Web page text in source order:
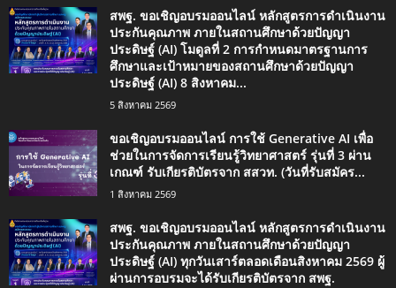
สพฐ. ขอเชิญอบรมออนไลน์ หลักสูตรการดำเนินงาน
ประกันคุณภาพ ภายในสถานศึกษาด้วยปัญญา
ประดิษฐ์ (AI) โมดูลที่ 2 การกำหนดมาตรฐานการ
ศึกษาและเป้าหมายของสถานศึกษาด้วยปัญญา
ประดิษฐ์ (AI) 8 สิงหาคม...
5 สิงหาคม 2569
ขอเชิญอบรมออนไลน์ การใช้ Generative AI เพื่อ
ช่วยในการจัดการเรียนรู้วิทยาศาสตร์ รุ่นที่ 3 ผ่าน
เกณฑ์ รับเกียรติบัตรจาก สสวท. (วันที่รับสมัคร...
1 สิงหาคม 2569
สพฐ. ขอเชิญอบรมออนไลน์ หลักสูตรการดำเนินงาน
ประกันคุณภาพ ภายในสถานศึกษาด้วยปัญญา
ประดิษฐ์ (AI) ทุกวันเสาร์ตลอดเดือนสิงหาคม 2569 ผู้
ผ่านการอบรมจะได้รับเกียรติบัตรจาก สพฐ.